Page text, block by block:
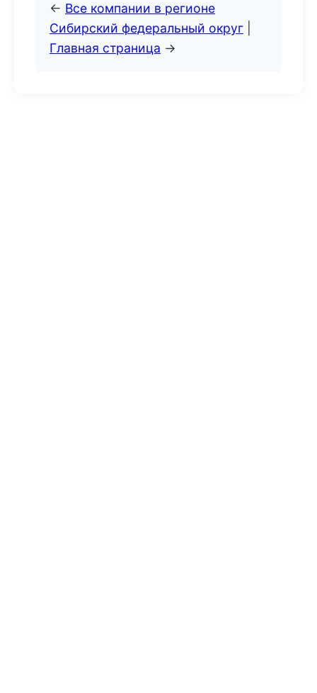
← Все компании в регионе
Сибирский федеральный округ
Главная страница →